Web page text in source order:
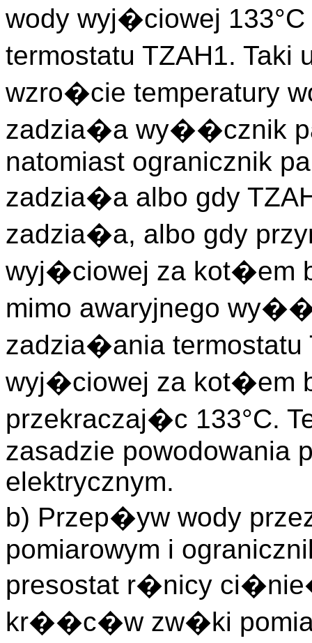
wody wyj�ciowej
termostatu TZAH1.
wzro�cie temperatury
zadzia�a wy��cznik
natomiast ogranicznik
zadzia�a albo gdy
zadzia�a, albo gdy
wyj�ciowej za kot�em
mimo awaryjnego
zadzia�ania termostatu
wyj�ciowej za kot�em
przekraczaj�c 133°C.
zasadzie powodowania
elektrycznym.
b) Przep�yw wody
pomiarowym i
presostat r�nicy
kr��c�w zw�ki